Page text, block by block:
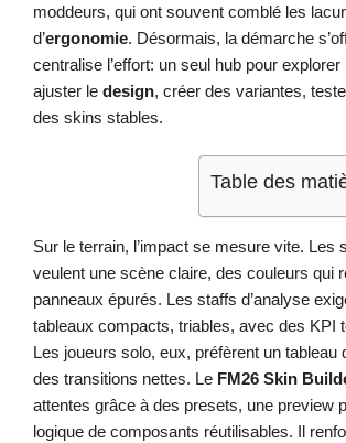
moddeurs, qui ont souvent comblé les
d’ergonomie. Désormais, la démarche
centralise l’effort: un seul hub pour explorer
ajuster le design, créer des variantes,
des skins stables.
Table des
Sur le terrain, l’impact se mesure vite. Les
veulent une scène claire, des couleurs qui
panneaux épurés. Les staffs d’analyse
tableaux compacts, triables, avec des KPI
Les joueurs solo, eux, préfèrent un tableau
des transitions nettes. Le FM26 Skin
attentes grâce à des presets, une preview
logique de composants réutilisables. Il